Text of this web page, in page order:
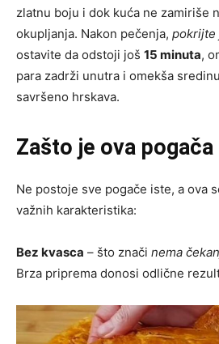
zlatnu boju i dok kuća ne zamiriše
okupljanja. Nakon pečenja, pokrijte
ostavite da odstoji još 15 minuta,
para zadrži unutra i omekša
savršeno hrskava.
Zašto je ova pogača
Ne postoje sve pogače iste, a ova
važnih karakteristika:
Bez kvasca – što znači nema
Brza priprema donosi odlične